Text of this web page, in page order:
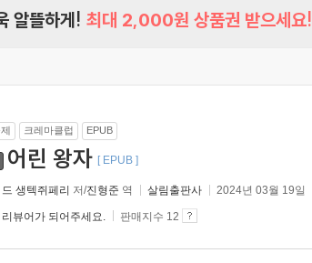
알뜰하게! 최대 2,000원 상품권 받으세요!
크레마클럽 EPUB
어린 왕자 [ EPUB ]
생텍쥐페리 저/진형준 역 살림출판사 2024년 03월 19일
리뷰어가 되어주세요. 판매지수 12